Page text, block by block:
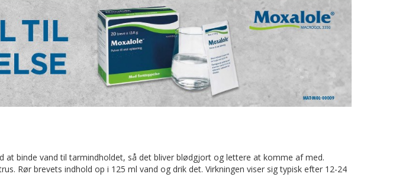
binde vand til tarmindholdet, så det bliver blødgjort og lettere at komme af med.
Rør brevets indhold op i 125 ml vand og drik det. Virkningen viser sig typisk efter 12-24